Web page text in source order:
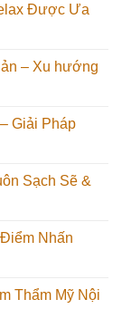
Được Ưa
– Xu hướng
Giải Pháp
Sạch Sẽ &
Nhấn
Thẩm Mỹ Nội